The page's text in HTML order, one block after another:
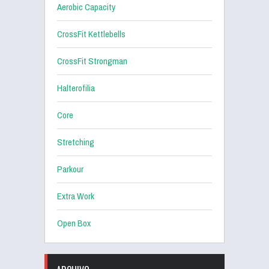
Aerobic Capacity
CrossFit Kettlebells
CrossFit Strongman
Halterofilia
Core
Stretching
Parkour
Extra Work
Open Box